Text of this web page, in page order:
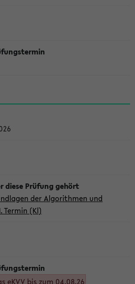
der Algorithmen und
Termin (Kl)
eKVV bis zum 04.08.26